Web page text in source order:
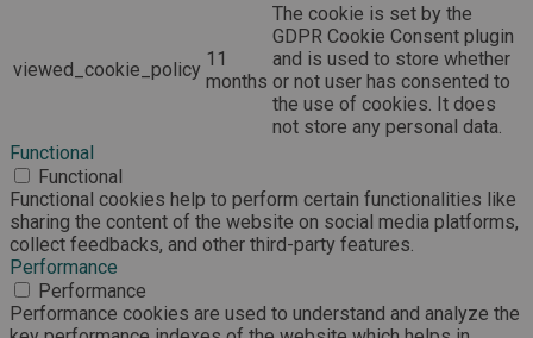
viewed_cookie_policy 11
months
The cookie is set by the
GDPR Cookie Consent plugin
and is used to store whether
or not user has consented to
the use of cookies. It does
not store any personal data.
Functional
Functional
Functional cookies help to perform certain functionalities like
sharing the content of the website on social media platforms,
collect feedbacks, and other third-party features.
Performance
Performance
Performance cookies are used to understand and analyze the